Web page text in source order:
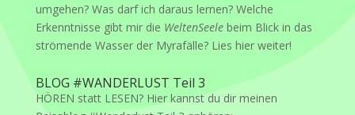
umgehen? Was darf ich daraus lernen? Welche
Erkenntnisse gibt mir die WeltenSeelebeim Blick in das
strömende Wasser der Myrafälle? Lies hier weiter!
BLOG #WANDERLUST Teil 3
HÖREN statt LESEN? Hier kannst du dir meinen